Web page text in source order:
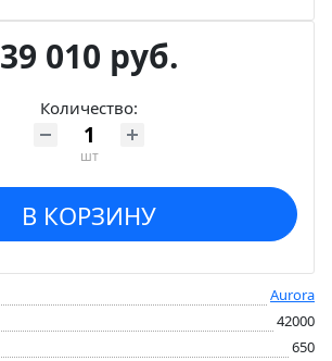
39 010 руб.
Количество:
шт
В КОРЗИНУ
Aurora
42000
650